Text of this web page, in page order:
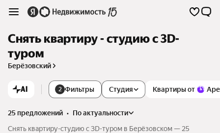
Снять квартиру - студию c 3D-
туром
Берёзовский
AI 2 Фильтры Квартиры от
Студия
25 предложений •
по актуальности
Снять квартиру-студию c 3D-туром в Берёзовском — 25